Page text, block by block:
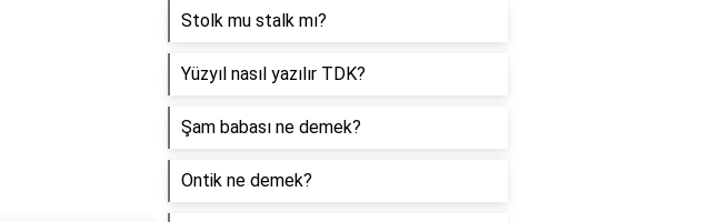
Stolk mu stalk mı?
Yüzyıl nasıl yazılır TDK?
Şam babası ne demek?
Ontik ne demek?